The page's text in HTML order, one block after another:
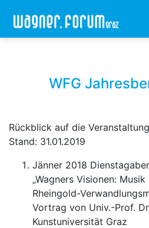
WFG
Rückblick auf die
Stand: 31.01.2019
Jänner 2018
„Wagners Visionen:
Rheingold-
Vortrag von Univ.-Prof.
Kunstuniversität Graz